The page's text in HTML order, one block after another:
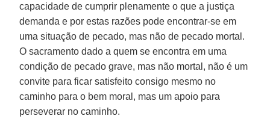
capacidade de cumprir plenamente o que a justiça
demanda e por estas razões pode encontrar-se em
uma situação de pecado, mas não de pecado mortal.
O sacramento dado a quem se encontra em uma
condição de pecado grave, mas não mortal, não é um
convite para ficar satisfeito consigo mesmo no
caminho para o bem moral, mas um apoio para
perseverar no caminho.